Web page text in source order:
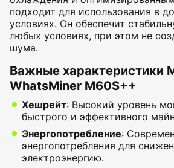
подходит для использования в
условиях. Он обеспечит
любых условиях, при этом не
шума.
Важные характеристики
WhatsMiner M60S++
Хешрейт: Высокий уровень
быстрого и эффективного
Энергопотребление:
энергопотребления для
электроэнергию.